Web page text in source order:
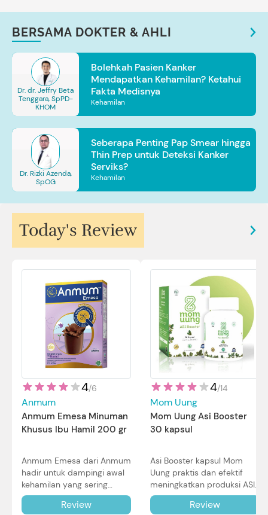
BERSAMA DOKTER & AHLI
Dr. dr. Jeffry Beta
Tenggara, SpPD-
KHOM
Bolehkah Pasien Kanker
Mendapatkan Kehamilan? Ketahui
Fakta Medisnya
Kehamilan
Dr. Rizki Azenda,
SpOG
Seberapa Penting Pap Smear hingga
Thin Prep untuk Deteksi Kanker
Serviks?
Kehamilan
Today's Review
4/6
Anmum
Anmum Emesa Minuman
Khusus Ibu Hamil 200 gr
Anmum Emesa dari Anmum
hadir untuk dampingi awal
kehamilan yang sering
diiringi dengan mual dan
muntah. Simak reviewnya di
Review
4/14
Mom Uung
Mom Uung Asi Booster
30 kapsul
Asi Booster kapsul Mom
Uung praktis dan efektif
meningkatkan produksi ASI
Bunda untuk Si Kecil. Simak
review lengkapnya di sini.
Review